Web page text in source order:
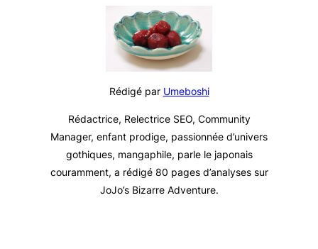
Rédigé par Umeboshi
Rédactrice, Relectrice SEO, Community
Manager, enfant prodige, passionnée d’univers
gothiques, mangaphile, parle le japonais
couramment, a rédigé 80 pages d’analyses sur
JoJo’s Bizarre Adventure.